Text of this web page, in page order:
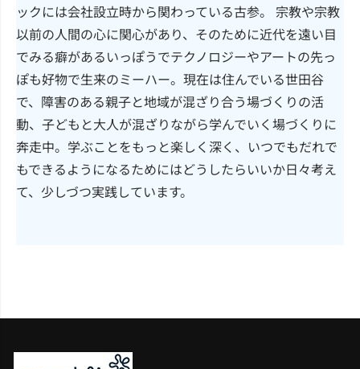
ックには会社設立時から関わっている古参。 宗教や宗教
以前の人間の心に関心があり、そのために近代を遠い目
でみる癖があるいっぽうでテクノロジーやアートの先っ
ぽも好物で生来のミーハー。現在は住んでいる世田谷
で、障害のある親子と地域が混ざり合う場づくりの活
動、子どもと大人が混ざりながら学んでいく場づくりに
奔走中。学ぶことをもっと楽しく深く、いつでもだれで
もできるようになるためにはどうしたらいいか日々考え
て、少しづつ実践しています。